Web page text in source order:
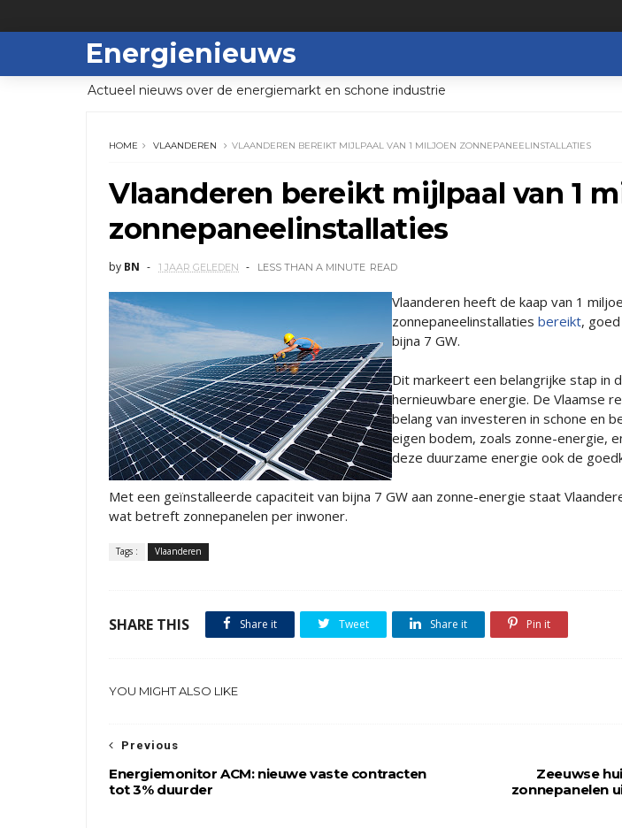
Energienieuws
Actueel nieuws over de energiemarkt en schone industrie
HOME VLAANDEREN VLAANDEREN BEREIKT MIJLPAAL VAN 1 MILJOEN ZONNEPANEELINSTALLATIES
Vlaanderen bereikt mijlpaal van 1
zonnepaneelinstallaties
by BN 1 JAAR GELEDEN LESS THAN A MINUTE READ
Vlaanderen heeft de kaap van 1
zonnepaneelinstallaties bereikt,
bijna 7 GW.
Dit markeert een belangrijke stap in
hernieuwbare energie. De Vlaamse
belang van investeren in schone en
eigen bodem, zoals zonne-energie,
deze duurzame energie ook de
Met een geïnstalleerde capaciteit van bijna 7 GW aan zonne-energie staat
wat betreft zonnepanelen per inwoner.
Tags : Vlaanderen
SHARE THIS Share it Tweet Share it Pin it
YOU MIGHT ALSO LIKE
Zeeuwse
zonnepanelen
Previous
Energiemonitor ACM: nieuwe vaste contracten
tot 3% duurder